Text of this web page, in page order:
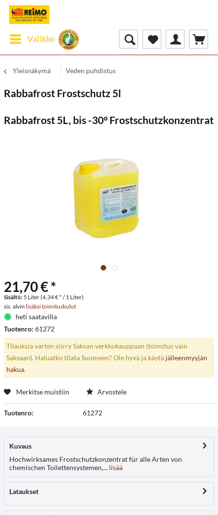
Valikko
Yleisnäkymä Veden puhdistus
Rabbafrost Frostschutz 5l
Rabbafrost 5L, bis -30° Frostschutzkonzentrat
21,70 € *
Sisältö: 5 Liter (4,34 € * / 1 Liter)
sis. alvin lisäksi toimituskulut
heti saatavilla
Tuotenro: 61272
Tilauksia varten siirry Saksan verkkokauppaan (toimitus vain
Saksaan). Haluatko tilata Suomeen? Ole hyvä ja käytä jälleenmyyjän
hakua.
Merkitse muistiin Arvostele
Tuotenro: 61272
Kuvaus
Hochwirksames Frostschutzkonzentrat für alle Arten von
chemischen Toilettensystemen,... lisää
Lataukset